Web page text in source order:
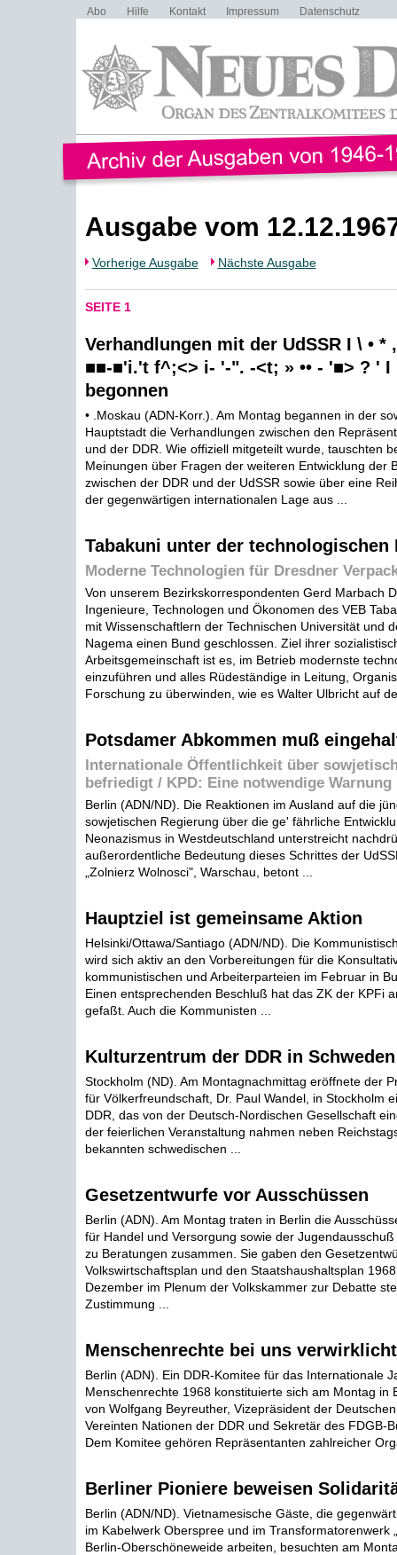
Abo Hilfe Kontakt Impressum Datenschutz
Ausgabe vom
Vorherige Ausgabe Nächste Ausgabe
SEITE 1
Verhandlungen mit der UdSSR I \ • *
■■-■'i.'t f^;<> i- '-". -<t; » •• - '■> ? ' I
begonnen
• .Moskau (ADN-Korr.). Am Montag begannen in der
Hauptstadt die Verhandlungen zwischen den
und der DDR. Wie offiziell mitgeteilt wurde, tauschten
Meinungen über Fragen der weiteren Entwicklung der
zwischen der DDR und der UdSSR sowie über eine
der gegenwärtigen internationalen Lage aus ...
Tabakuni unter der technologischen
Moderne Technologien für Dresdner
Von unserem Bezirkskorrespondenten Gerd Marbach
Ingenieure, Technologen und Ökonomen des VEB
mit Wissenschaftlern der Technischen Universität und
Nagema einen Bund geschlossen. Ziel ihrer
Arbeitsgemeinschaft ist es, im Betrieb modernste
einzuführen und alles Rüdeständige in Leitung,
Forschung zu überwinden, wie es Walter Ulbricht auf
Potsdamer Abkommen muß
Internationale Öffentlichkeit über
befriedigt / KPD: Eine notwendige Warnung
Berlin (ADN/ND). Die Reaktionen im Ausland auf die
sowjetischen Regierung über die ge' fährliche
Neonazismus in Westdeutschland unterstreicht
außerordentliche Bedeutung dieses Schrittes der
„Zolnierz Wolnosci", Warschau, betont ...
Hauptziel ist gemeinsame Aktion
Helsinki/Ottawa/Santiago (ADN/ND). Die
wird sich aktiv an den Vorbereitungen für die
kommunistischen und Arbeiterparteien im Februar in
Einen entsprechenden Beschluß hat das ZK der KPFi
gefaßt. Auch die Kommunisten ...
Kulturzentrum der DDR in Schweden
Stockholm (ND). Am Montagnachmittag eröffnete der
für Völkerfreundschaft, Dr. Paul Wandel, in Stockholm
DDR, das von der Deutsch-Nordischen Gesellschaft
der feierlichen Veranstaltung nahmen neben
bekannten schwedischen ...
Gesetzentwurfe vor Ausschüssen
Berlin (ADN). Am Montag traten in Berlin die
für Handel und Versorgung sowie der
zu Beratungen zusammen. Sie gaben den
Volkswirtschaftsplan und den Staatshaushaltsplan
Dezember im Plenum der Volkskammer zur Debatte
Zustimmung ...
Menschenrechte bei uns verwirklicht
Berlin (ADN). Ein DDR-Komitee für das Internationale
Menschenrechte 1968 konstituierte sich am Montag in
von Wolfgang Beyreuther, Vizepräsident der
Vereinten Nationen der DDR und Sekretär des FDGB-
Dem Komitee gehören Repräsentanten zahlreicher
Berliner Pioniere beweisen
Berlin (ADN/ND). Vietnamesische Gäste, die
im Kabelwerk Oberspree und im Transformatorenwerk
Berlin-Oberschöneweide arbeiten, besuchten am